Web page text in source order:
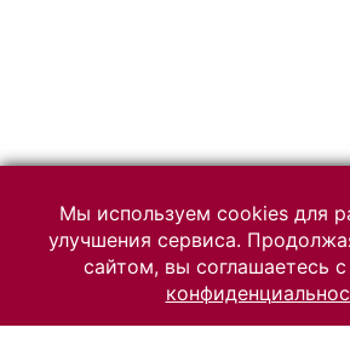
Мы используем cookies для
улучшения сервиса.
сайтом, вы соглашаетесь с